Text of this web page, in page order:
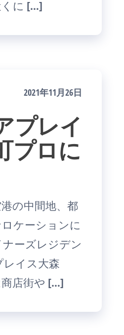
くに […]
2021年11月26日
プレイ
プロに
の中間地、都
ケーションに
ーズレジデン
イス大森
店街や […]